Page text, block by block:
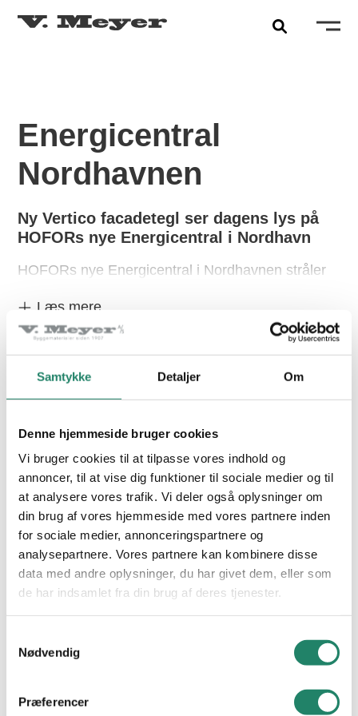
Samtykke Detaljer Om
Denne hjemmeside bruger cookies
Vi bruger cookies til at tilpasse vores indhold og
annoncer, til at vise dig funktioner til sociale medier og til
at analysere vores trafik. Vi deler også oplysninger om
din brug af vores hjemmeside med vores partnere inden
for sociale medier, annonceringspartnere og
analysepartnere. Vores partnere kan kombinere disse
data med andre oplysninger, du har givet dem, eller som
de har indsamlet fra din brug af deres tjenester.
Nødvendig
Præferencer
PRODUKTER
Tegltagsten
Facadetegl
Naturskifer
Alle produkter
INSPIRATION
Alle projekter
VIDEN
Cradle to Cradle
Nyheder
Energicentral
Nordhavnen
Ny Vertico facadetegl ser dagens lys på
HOFORs nye Energicentral i Nordhavn
HOFORs nye Energicentral i Nordhavnen stråler
toner frem i Kranparken i Nordhavnen.
Facaden på den nye energicentral er beklædt med
den NYE farve Champagne White. Facadeteglet
er den eftertragtede model VERTICO.
Selve facadeteglet er opsat med den patenteret
clips.Se meget mere om dette system.
Læs mere
BYGHERRE: HOFOR
ENTREPRENØR:
FÆRDIGGJORT: 2023
OMFANG: 1650 M
PRODUKT: MEYER-HOLSEN VERTICO